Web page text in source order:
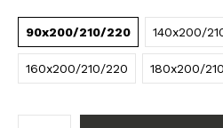
90x200/210/220 140x200/
160x200/210/220 180x200/